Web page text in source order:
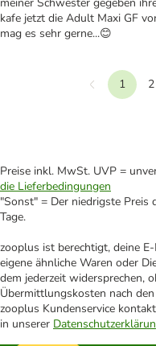
kafe jetzt die Adult Maxi GF
mag es sehr gerne...😊
Vorherige
1 2
Preise inkl. MwSt. UVP =
die Lieferbedingungen
"Sonst" = Der niedrigste
Tage.
zooplus ist berechtigt, deine
eigene ähnliche Waren oder
dem jederzeit widersprechen,
Übermittlungskosten nach
zooplus Kundenservice
in unserer